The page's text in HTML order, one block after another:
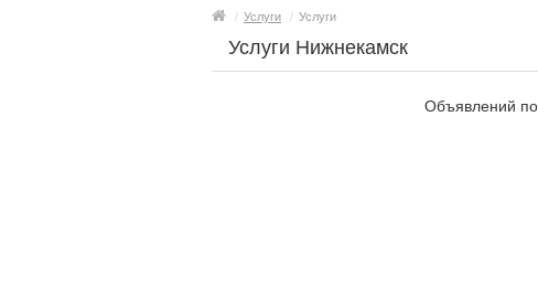
/ Услуги / Услуги
Услуги Нижнекамск
Объявлений